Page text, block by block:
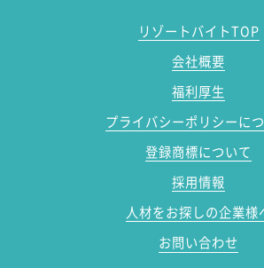
リゾートバイトTOP
会社概要
福利厚生
プライバシーポリシーに
登録商標について
採用情報
人材をお探しの企業様
お問い合わせ